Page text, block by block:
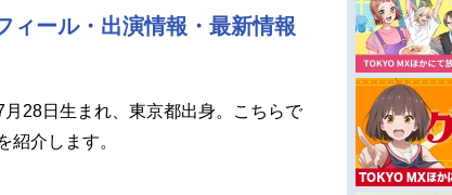
男性声優/女性声優一覧 夏アニメ
ィール・出演情報・最新情報
月28日生まれ、東京都出身。こちらで
紹介します。